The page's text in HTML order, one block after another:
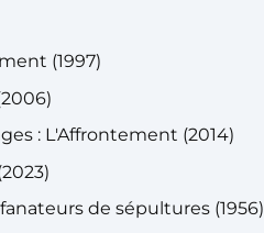
(1997)
: L'Affrontement (2014)
de sépultures (1956)